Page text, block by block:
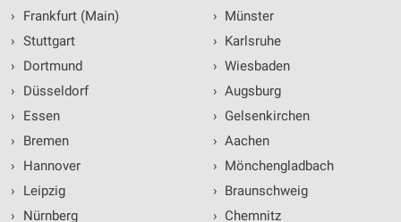
›
Frankfurt (Main)
› Stuttgart
›
Dortmund
›
Düsseldorf
›
Essen
›
Bremen
›
Hannover
›
Leipzig
›
Nürnberg
› Münster
› Karlsruhe
› Wiesbaden
› Augsburg
› Gelsenkirchen
› Aachen
› Mönchengladbach
› Braunschweig
› Chemnitz